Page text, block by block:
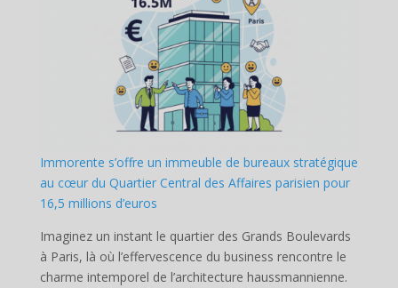
Immorente s’offre un immeuble de bureaux stratégique
au cœur du Quartier Central des Affaires parisien pour
16,5 millions d’euros
Imaginez un instant le quartier des Grands Boulevards
à Paris, là où l’effervescence du business rencontre le
charme intemporel de l’architecture haussmannienne.